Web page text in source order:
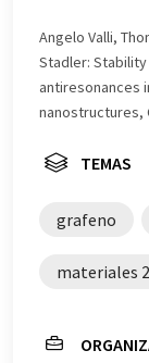
este artículo ha
automática, es
vocabulario,
Inglés se puede
Angelo Valli,
Stadler:
antiresonances
nanostructures,
TEMAS
grafeno
materiales